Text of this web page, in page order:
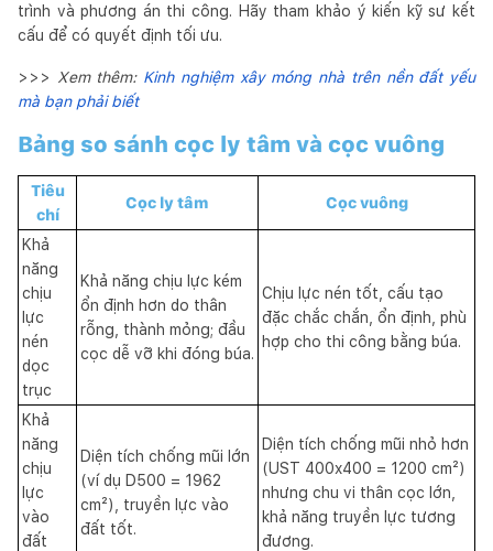
trình và phương án thi công. Hãy tham khảo ý kiến kỹ sư kết
cấu để có quyết định tối ưu.
>>> Xem thêm: Kinh nghiệm xây móng nhà trên nền đất yếu
mà bạn phải biết
Bảng so sánh cọc ly tâm và cọc vuông
Tiêu
chí
Cọc ly tâm Cọc vuông
Khả
năng
chịu
lực
nén
dọc
trục
Khả năng chịu lực kém
ổn định hơn do thân
rỗng, thành mỏng; đầu
cọc dễ vỡ khi đóng búa.
Chịu lực nén tốt, cấu tạo
đặc chắc chắn, ổn định, phù
hợp cho thi công bằng búa.
Khả
năng
chịu
lực
vào
đất
Diện tích chống mũi lớn
(ví dụ D500 = 1962
cm²), truyền lực vào
đất tốt.
Diện tích chống mũi nhỏ hơn
(UST 400x400 = 1200 cm²)
nhưng chu vi thân cọc lớn,
khả năng truyền lực tương
đương.